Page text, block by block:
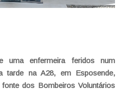
uma enfermeira feridos num
tarde na A28, em Esposende,
dos Bombeiros Voluntários